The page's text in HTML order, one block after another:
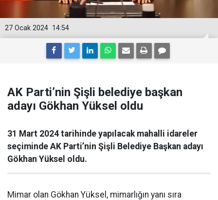
14:54
27 Ocak 2024
AK Parti’nin Şişli belediye başkan
adayı Gökhan Yüksel oldu
31 Mart 2024 tarihinde yapılacak mahalli idareler
seçiminde AK Parti’nin Şişli Belediye Başkan adayı
Gökhan Yüksel oldu.
Mimar olan Gökhan Yüksel, mimarlığın yanı sıra